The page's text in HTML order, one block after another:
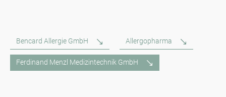
Bencard Allergie GmbH Allergopharma
Ferdinand Menzl Medizintechnik GmbH